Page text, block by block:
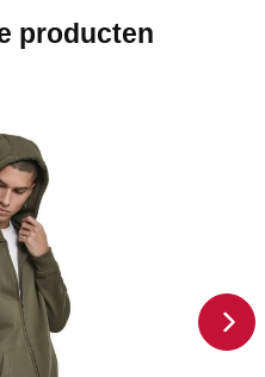
producten